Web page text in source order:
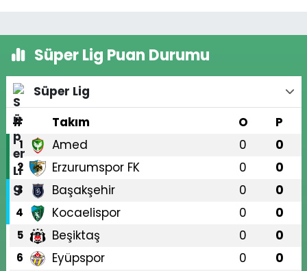
Süper Lig Puan Durumu
Süper Lig
#
Takım O P
1 Amed 0 0
2 Erzurumspor FK 0 0
3 Başakşehir 0 0
4 Kocaelispor 0 0
5 Beşiktaş 0 0
6 Eyüpspor 0 0